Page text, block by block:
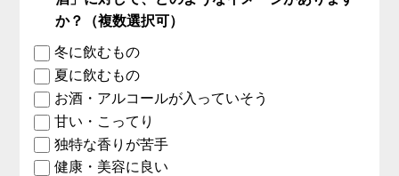
か？（複数選択可）
冬に飲むもの
夏に飲むもの
お酒・アルコールが入っていそう
甘い・こってり
独特な香りが苦手
健康・美容に良い